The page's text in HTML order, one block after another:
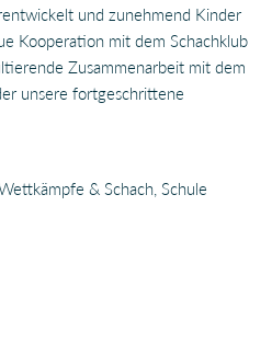
und zunehmend Kinder
Kooperation mit dem Schachklub
Zusammenarbeit mit dem
unsere fortgeschrittene
& Schach, Schule